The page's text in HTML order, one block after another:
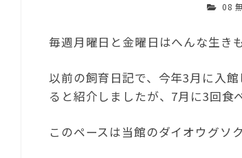
08
毎週月曜日と金曜日はへんな生き
以前の飼育日記で、今年3月に入
ると紹介しましたが、7月に3回食
このペースは当館のダイオウグソ